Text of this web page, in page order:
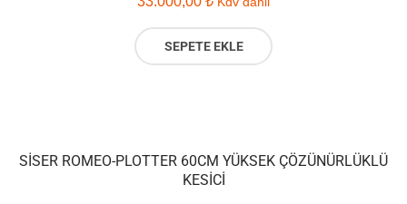
SEPETE EKLE
SISER ROMEO-PLOTTER 60CM YÜKSEK ÇÖZÜNÜRLÜKLÜ
KESICI